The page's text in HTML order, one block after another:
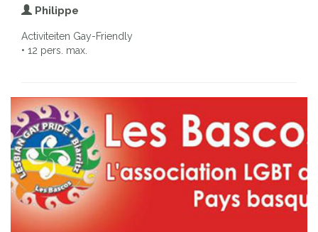
Philippe
Activiteiten Gay-Friendly
• 12 pers. max.